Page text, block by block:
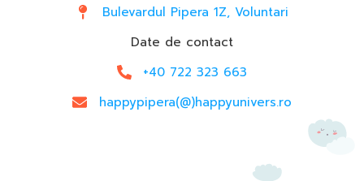
Bulevardul Pipera 1Z, Voluntari
Date de contact
+40 722 323 663
happypipera(@)happyunivers.ro